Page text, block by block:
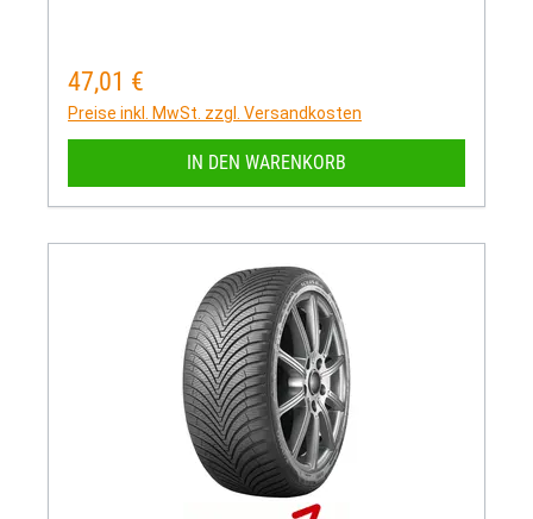
Regulärer Preis:
47,01 €
Preise inkl. MwSt. zzgl. Versandkosten
IN DEN WARENKORB